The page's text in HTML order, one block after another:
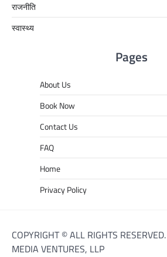
राजनीति
स्वास्थ्य
Pages
About Us
Book Now
Contact Us
FAQ
Home
Privacy Policy
COPYRIGHT © ALL RIGHTS
MEDIA VENTURES, LLP